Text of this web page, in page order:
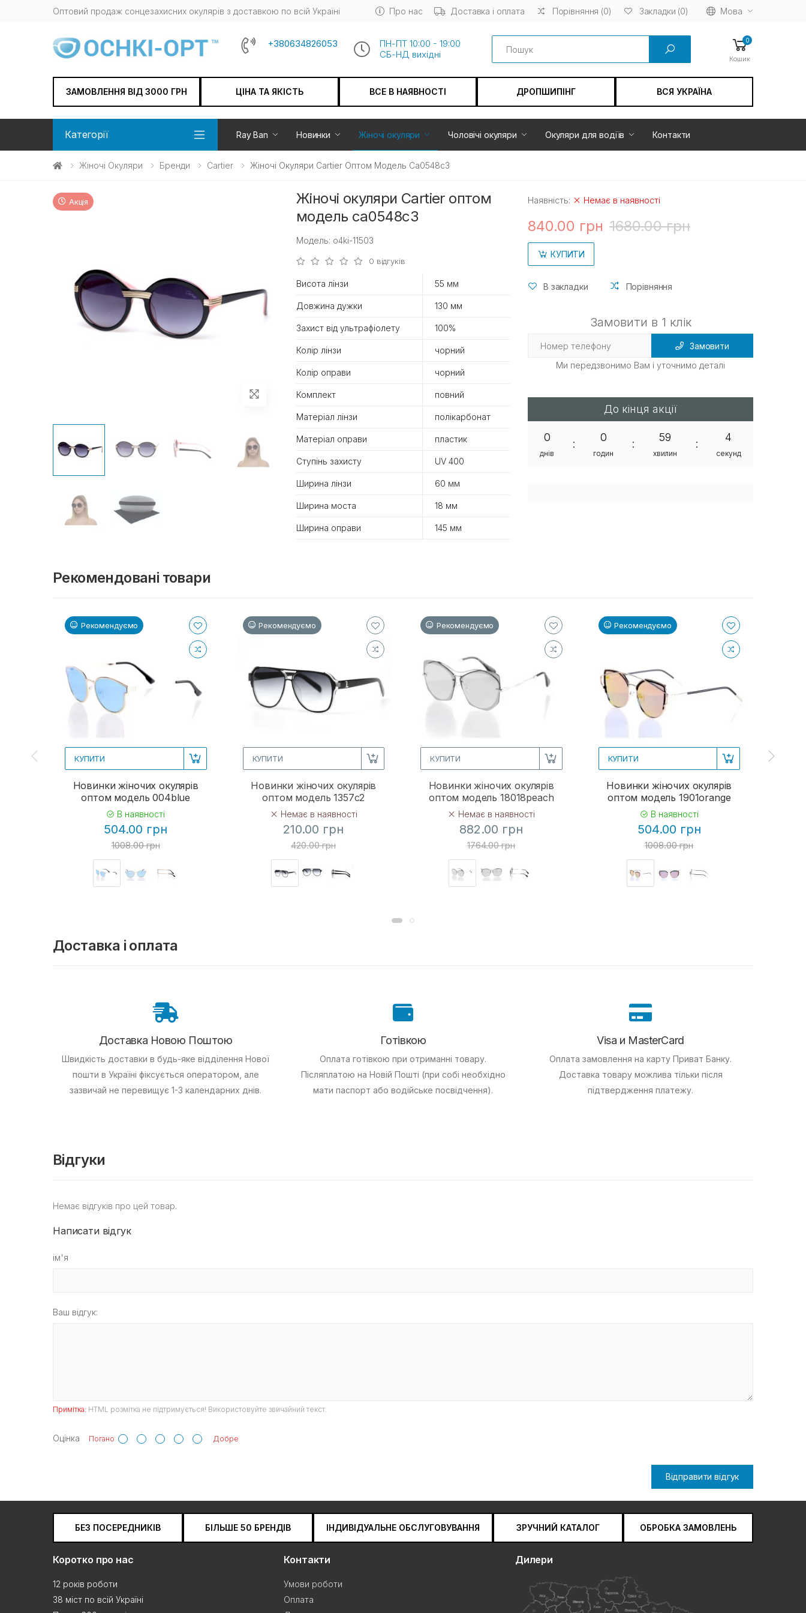
Оптовий продаж сонцезахисних окулярів з доставкою по всій Україні Про нас Доставка і оплата Порівняння (0) Закладки (0) Мова
+380634826053
ПН-ПТ 10:00 - 19:00
СБ-НД вихiдні
Search 0
Кошик
ЗАМОВЛЕННЯ ВІД 3000 ГРН ЦІНА ТА ЯКІСТЬ ВСЕ В НАЯВНОСТІ ДРОПШИПІНГ ВСЯ УКРАЇНА
Категорії Ray Ban Новинки Жіночі окуляри Чоловічі окуляри Окуляри для водіїв Контакти
Жіночі Окуляри Бренди Cartier Жіночі Окуляри Cartier Оптом Модель Ca0548c3
Акція
Жіночі окуляри Cartier оптом
модель ca0548c3
Модель: o4ki-11503
0 відгуків
Висота лінзи 55 мм
Довжина дужки 130 мм
Захист від ультрафіолету 100%
Колір лінзи чорний
Колір оправи чорний
Комплект повний
Матеріал лінзи полікарбонат
Матеріал оправи пластик
Ступінь захисту UV 400
Ширина лінзи 60 мм
Ширина моста 18 мм
Ширина оправи 145 мм
Наявність: Немає в наявності
840.00 грн 1680.00 грн
КУПИТИ
В закладки Порівняння
Замовити в 1 клік
Замовити
Ми передзвонимо Вам і уточнимо деталі
До кінця акції
0
днів
:
0
годин
:
59
хвилин
:
4
секунд
Рекомендовані товари
Рекомендуємо
КУПИТИ
Новинки жіночих окулярів
оптом модель 004blue
В наявності
504.00 грн
1008.00 грн
Рекомендуємо
КУПИТИ
Новинки жіночих окулярів
оптом модель 1357c2
Немає в наявності
210.00 грн
420.00 грн
Рекомендуємо
КУПИТИ
Новинки жіночих окулярів
оптом модель 18018peach
Немає в наявності
882.00 грн
1764.00 грн
Рекомендуємо
КУПИТИ
Новинки жіночих окулярів
оптом модель 1901orange
В наявності
504.00 грн
1008.00 грн
Доставка і оплата
Доставка Новою Поштою
Швидкість доставки в будь-яке відділення Нової
пошти в Україні фіксується оператором, але
зазвичай не перевищує 1-3 календарних днів.
Готівкою
Оплата готівкою при отриманні товару.
Післяплатою на Новій Пошті (при собі необхідно
мати паспорт або водійське посвідчення).
Visa и MasterCard
Оплата замовлення на карту Приват Банку.
Доставка товару можлива тільки після
підтвердження платежу.
Відгуки
Немає відгуків про цей товар.
Написати відгук
ім'я
Ваш відгук:
Примітка: HTML розмітка не підтримується! Використовуйте звичайний текст.
Оцінка Погано Добре
Відправити відгук
БЕЗ ПОСЕРЕДНИКІВ БІЛЬШЕ 50 БРЕНДІВ ІНДИВІДУАЛЬНЕ ОБСЛУГОВУВАННЯ ЗРУЧНИЙ КАТАЛОГ ОБРОБКА ЗАМОВЛЕНЬ
Коротко про нас
12 років роботи
38 міст по всій Україні
Контакти
Умови роботи
Оплата
Дилери